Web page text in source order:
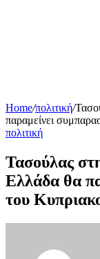
Home/πολιτική/
παραμείνει
πολιτική
Τασούλας
Ελλάδα θα
του